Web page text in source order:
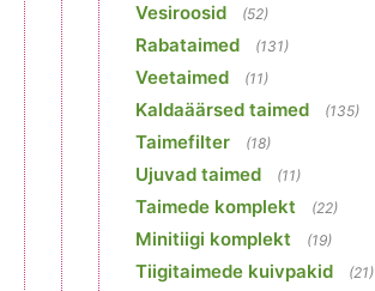
Vesiroosid (52)
Rabataimed (131)
Veetaimed (11)
Kaldaäärsed taimed (135)
Taimefilter (18)
Ujuvad taimed (11)
Taimede komplekt (22)
Minitiigi komplekt (19)
Tiigitaimede kuivpakid (21)